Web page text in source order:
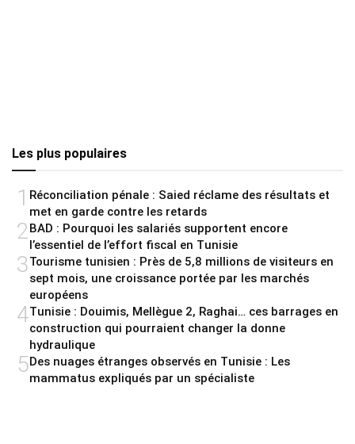
Les plus populaires
1 Réconciliation pénale : Saied réclame des résultats et
met en garde contre les retards
2BAD : Pourquoi les salariés supportent encore
l’essentiel de l’effort fiscal en Tunisie
3Tourisme tunisien : Près de 5,8 millions de visiteurs en
sept mois, une croissance portée par les marchés
européens
4Tunisie : Douimis, Mellègue 2, Raghai… ces barrages en
construction qui pourraient changer la donne
hydraulique
5Des nuages étranges observés en Tunisie : Les
mammatus expliqués par un spécialiste